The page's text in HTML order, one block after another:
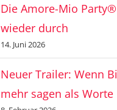
Die Amore-Mio
wieder durch
14. Juni 2026
Neuer Trailer: Wenn
mehr sagen als Worte